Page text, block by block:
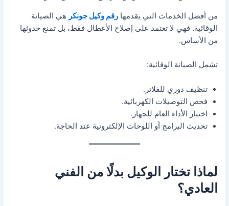
من أفضل الخدمات التي يقدمهارقم وكيل جونكر هي الصيانة
الوقائية. فهي لا تعتمد على إصلاح الأعطال فقط، بل تمنع حدوثها
من الأساس.
تشمل الصيانة الوقائية:
تنظيف دوري للفلاتر.
فحص التوصيلات الكهربائية.
اختبار الأداء العام للجهاز.
تحديث البرامج أو اللوحات الإلكترونية عند الحاجة.
لماذا تختار الوكيل بدلًا من الفني
العادي؟